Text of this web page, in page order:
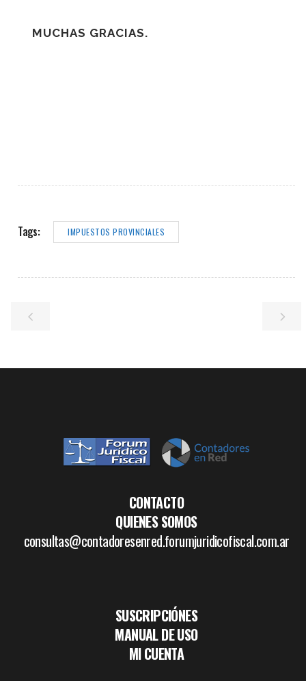
MUCHAS GRACIAS.
Tags: IMPUESTOS PROVINCIALES
CONTACTO
QUIENES SOMOS
consultas@contadoresenred.forumjuridicofiscal.com.ar
SUSCRIPCIÓNES
MANUAL DE USO
MI CUENTA